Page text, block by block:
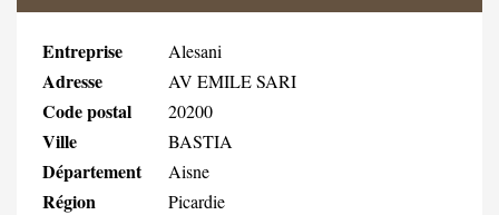
Entreprise Alesani
Adresse AV EMILE SARI
Code postal 20200
Ville BASTIA
Département Aisne
Région Picardie